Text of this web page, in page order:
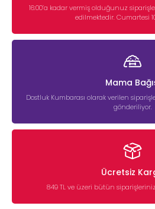
16:00’a kadar vermiş olduğunuz
edilmektedir. Cumartesi
Mama
Dostluk Kumbarası olarak verilen
gönderiliyor.
Ücretsiz
849 TL ve üzeri bütün